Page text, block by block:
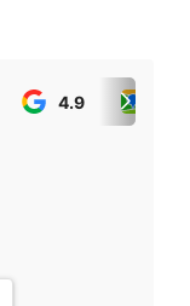
4.9